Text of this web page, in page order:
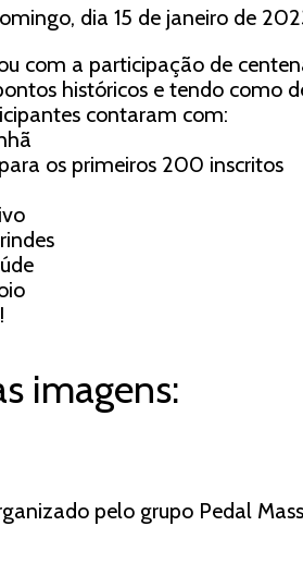
dia 15 de janeiro de
com a participação de
históricos e tendo como
contaram com:
os primeiros 200 inscritos
imagens:
pelo grupo Pedal